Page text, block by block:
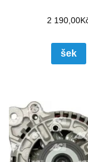
2 190,00
šek